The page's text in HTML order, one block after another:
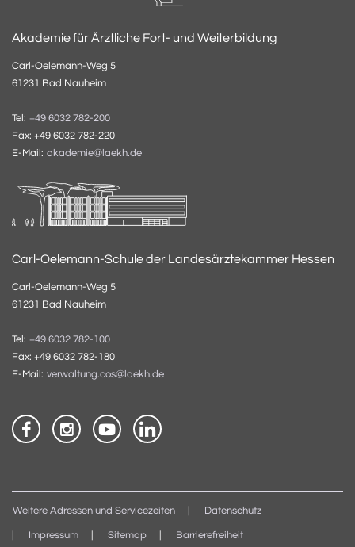
Akademie für Ärztliche Fort- und Weiterbildung
Carl-Oelemann-Weg 5
61231 Bad Nauheim
Tel: +49 6032 782-200
Fax: +49 6032 782-220
E-Mail: akademie@laekh.de
Carl-Oelemann-Schule der Landesärztekammer Hessen
Carl-Oelemann-Weg 5
61231 Bad Nauheim
Tel: +49 6032 782-100
Fax: +49 6032 782-180
E-Mail: verwaltung.cos@laekh.de
Weitere Adressen und Servicezeiten Datenschutz
Impressum Sitemap Barrierefreiheit